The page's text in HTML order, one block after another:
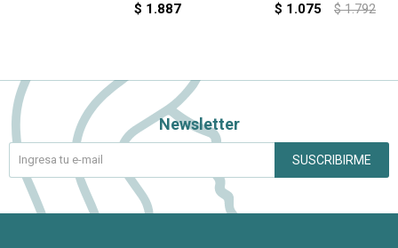
$ 1.887 $ 1.075 $ 1.792
Newsletter
SUSCRIBIRME